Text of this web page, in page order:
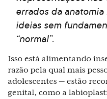
errados da
ideias sem
“normal”.
Isso está alimentando
razão pela qual mais
adolescentes — estão
genital, como a